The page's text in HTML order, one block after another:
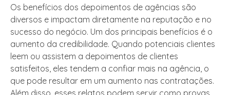
Os benefícios dos depoimentos de agências são
diversos e impactam diretamente na reputação e no
sucesso do negócio. Um dos principais benefícios é o
aumento da credibilidade. Quando potenciais clientes
leem ou assistem a depoimentos de clientes
satisfeitos, eles tendem a confiar mais na agência, o
que pode resultar em um aumento nas contratações.
Além disso, esses relatos podem servir como provas